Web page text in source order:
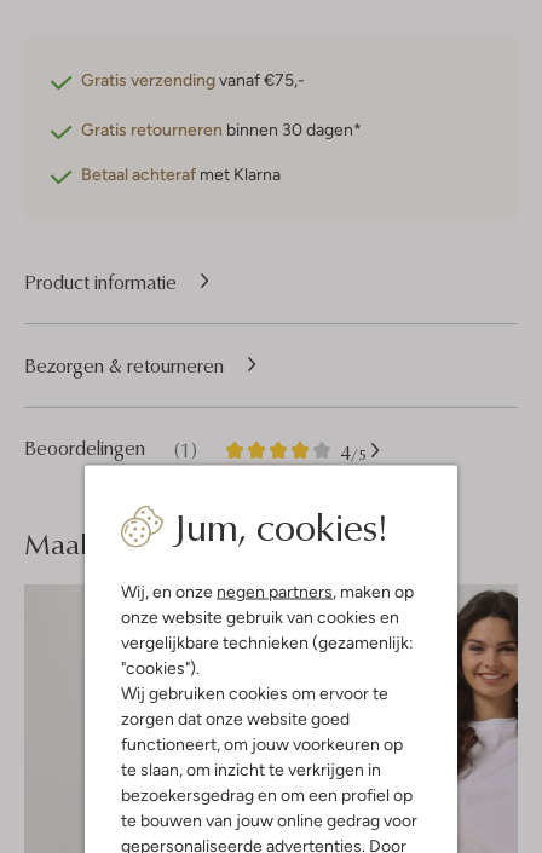
Jum, cookies!
Wij, en onze negen partners, maken op
onze website gebruik van cookies en
vergelijkbare technieken (gezamenlijk:
"cookies").
Wij gebruiken cookies om ervoor te
zorgen dat onze website goed
functioneert, om jouw voorkeuren op
te slaan, om inzicht te verkrijgen in
bezoekersgedrag en om een profiel op
te bouwen van jouw online gedrag voor
gepersonaliseerde advertenties. Door
Gratis verzendingvanaf €75,-
Gratis retourneren binnen 30 dagen*
Betaal achteraf met Klarna
Product informatie
Beoordelingen (1) 4/5
1
4
Sterren
Bezorgen & retourneren
Maak jelook compleet